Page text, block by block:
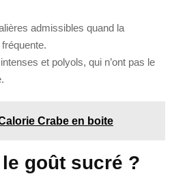
admissibles quand la
et polyols, qui n’ont pas le
Crabe en boite
goût sucré ?